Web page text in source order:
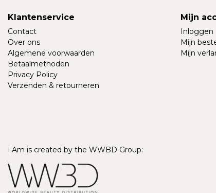
Klantenservice
Contact
Over ons
Algemene voorwaarden
Betaalmethoden
Privacy Policy
Verzenden & retourneren
Mijn
Inloggen
Mijn
Mijn
I.Am is created by the WWBD Group: